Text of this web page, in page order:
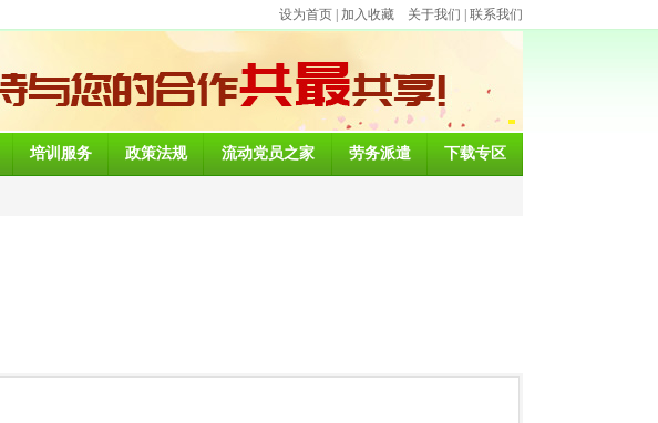
设为首页 加入收藏 关于我们 联系我们
培训服务 政策法规 流动党员之家 劳务派遣 下载专区